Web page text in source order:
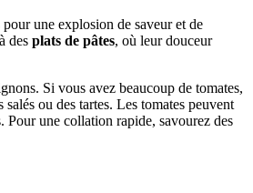
pour une explosion de saveur et de
des plats de pâtes, où leur douceur
Si vous avez beaucoup de tomates,
ou des tartes. Les tomates peuvent
Pour une collation rapide, savourez des